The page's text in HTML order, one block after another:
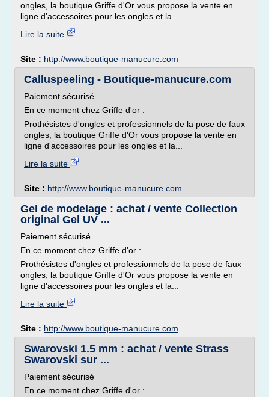
ongles, la boutique Griffe d'Or vous propose la vente en
ligne d'accessoires pour les ongles et la...
Lire la suite
Site : http://www.boutique-manucure.com
Calluspeeling - Boutique-manucure.com
Paiement sécurisé
En ce moment chez Griffe d'or :
Prothésistes d'ongles et professionnels de la pose de faux
ongles, la boutique Griffe d'Or vous propose la vente en
ligne d'accessoires pour les ongles et la...
Lire la suite
Site : http://www.boutique-manucure.com
Gel de modelage : achat / vente Collection
original Gel UV ...
Paiement sécurisé
En ce moment chez Griffe d'or :
Prothésistes d'ongles et professionnels de la pose de faux
ongles, la boutique Griffe d'Or vous propose la vente en
ligne d'accessoires pour les ongles et la...
Lire la suite
Site : http://www.boutique-manucure.com
Swarovski 1.5 mm : achat / vente Strass
Swarovski sur ...
Paiement sécurisé
En ce moment chez Griffe d'or :